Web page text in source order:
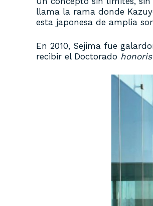
llama la rama donde
esta japonesa de amplia
En 2010, Sejima fue
recibir el Doctorado